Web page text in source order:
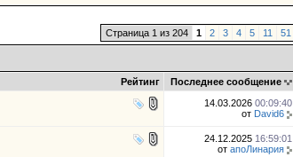
Страница 1 из 204 1 2 3 4 5 11 51
Рейтинг Последнее сообщение
14.03.2026 00:09:40
от David6
24.12.2025 16:59:01
от апоЛинария